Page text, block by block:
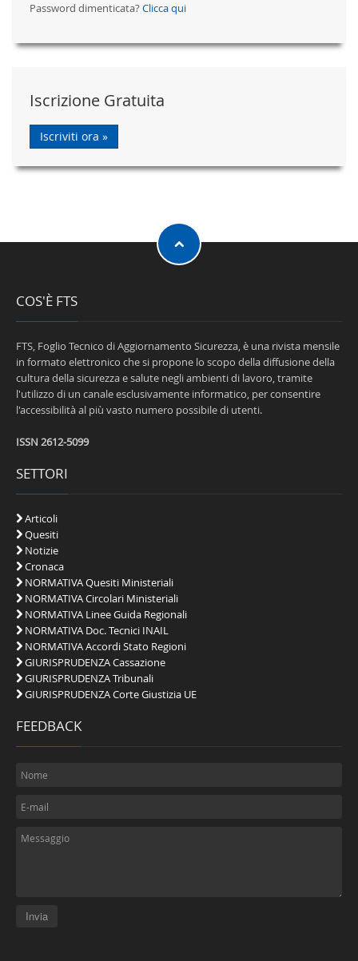
Password dimenticata?Clicca qui
Iscrizione Gratuita
Iscriviti ora »
COS'È FTS
FTS, Foglio Tecnico di Aggiornamento Sicurezza, è una rivista mensile
in formato elettronico che si propone lo scopo della diffusione della
cultura della sicurezza e salute negli ambienti di lavoro, tramite
l'utilizzo di un canale esclusivamente informatico, per consentire
l'accessibilità al più vasto numero possibile di utenti.
ISSN 2612-5099
SETTORI
Articoli
Quesiti
Notizie
Cronaca
NORMATIVA Quesiti Ministeriali
NORMATIVA Circolari Ministeriali
NORMATIVA Linee Guida Regionali
NORMATIVA Doc. Tecnici INAIL
NORMATIVA Accordi Stato Regioni
GIURISPRUDENZA Cassazione
GIURISPRUDENZA Tribunali
GIURISPRUDENZA Corte Giustizia UE
FEEDBACK